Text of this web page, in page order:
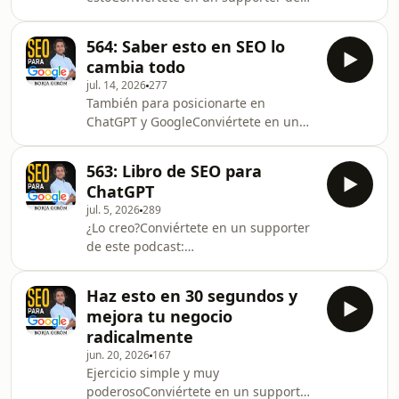
Negocios con IA:
https://negociosconia.substack.com/welcomeMis
Libros:
https://borjagiron.com/librosSysteme
Gratis: https://borja
para-google-
-1693061/support.Newsletter
Marketing Radical:
https://marketingradical.substack.com/
Negocios con IA:
https://negociosconia.substack.com/welcomeMis
Libros:
https://borjagiron.com/librosSysteme
Gratis:
https://borjagiron.com/systemeSysteme
30% dto: https://b
564: Saber esto en SEO lo
cambia todo
jul. 14, 2026277
También para posicionarte en
ChatGPT y GoogleConviértete en un
para-google-
-1693061/support.Newsletter
Marketing Radical:
https://marketingradical.substack.com/
Negocios con IA:
https://negociosconia.substack.com/welcomeMis
Libros:
https://borjagiron.com/librosSysteme
Gratis:
https://borjagiron.com/systemeSysteme
30%
563: Libro de SEO para
ChatGPT
jul. 5, 2026289
¿Lo creo?Conviértete en un supporter
de este podcast:
-1693061/support.Newsletter
Marketing Radical:
https://marketingradical.substack.com/
Negocios con IA:
https://negociosconia.substack.com/welcomeMis
Haz esto en 30 segundos y
mejora tu negocio
radicalmente
jun. 20, 2026 167
Ejercicio simple y muy
poderosoConviértete en un supporter